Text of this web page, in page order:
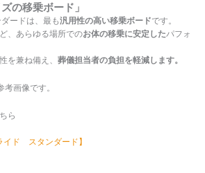
の移乗ボード」
ードは、最も汎用性の高い移乗ボードです。
、あらゆる場所でのお体の移乗に安定したパフォ
を兼ね備え、 葬儀担当者の負担を軽減します。
画像です。
ら
イド スタンダード】